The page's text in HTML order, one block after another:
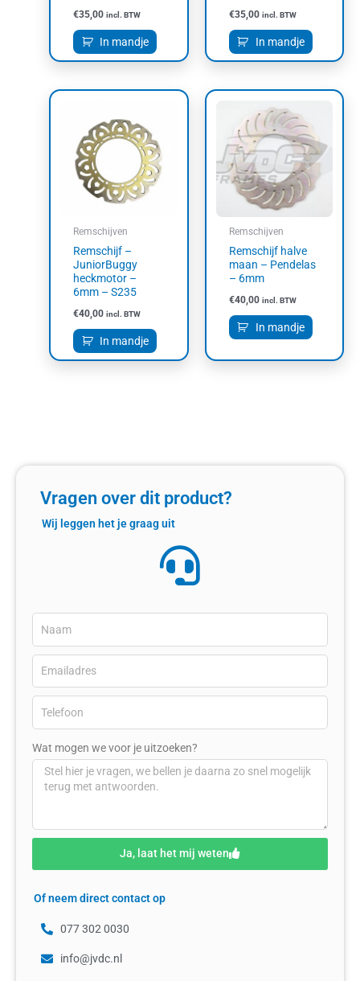
€35,00 incl. BTW
In mandje
€35,00 incl. BTW
In mandje
Remschijven
Remschijf –
JuniorBuggy
heckmotor –
6mm – S235
€40,00 incl. BTW
In mandje
Remschijven
Remschijf halve
maan – Pendelas
– 6mm
€40,00 incl. BTW
In mandje
Vragen over dit product?
Wij leggen het je graag uit
Wat mogen we voor je uitzoeken?
Ja, laat het mij weten
Of neem direct contact op
077 302 0030
info@jvdc.nl